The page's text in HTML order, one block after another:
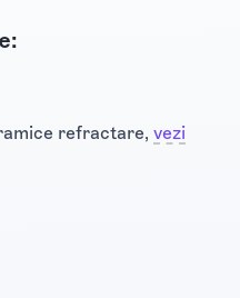
refractare, vezi